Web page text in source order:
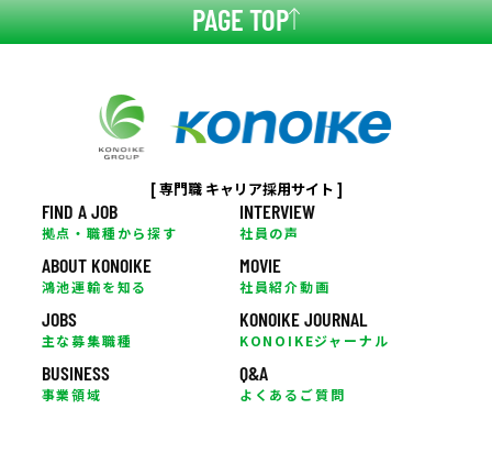
PAGE TOP
[ 専門職 キャリア採用サイト ]
FIND A JOB
拠点・職種から探す
ABOUT KONOIKE
鴻池運輸を知る
JOBS
主な募集職種
BUSINESS
事業領域
INTERVIEW
社員の声
MOVIE
社員紹介動画
KONOIKE JOURNAL
KONOIKEジャーナル
Q&A
よくあるご質問